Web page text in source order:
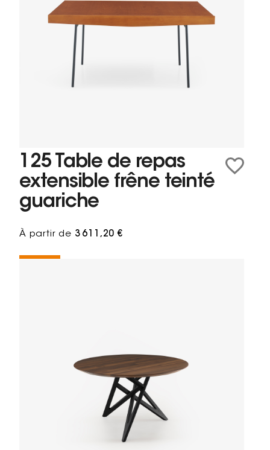
125 Table de repas
extensible frêne teinté
guariche
À partir de 3 611,20 €